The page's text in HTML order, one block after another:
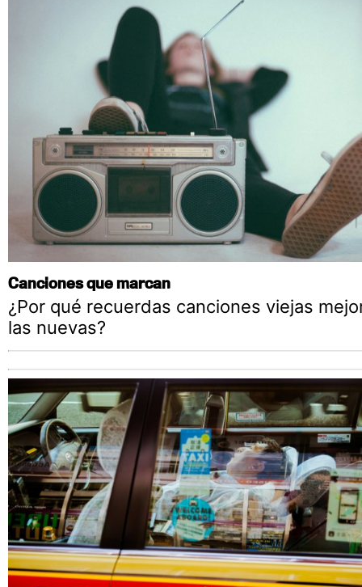
Canciones que marcan
¿Por qué recuerdas canciones viejas
las nuevas?